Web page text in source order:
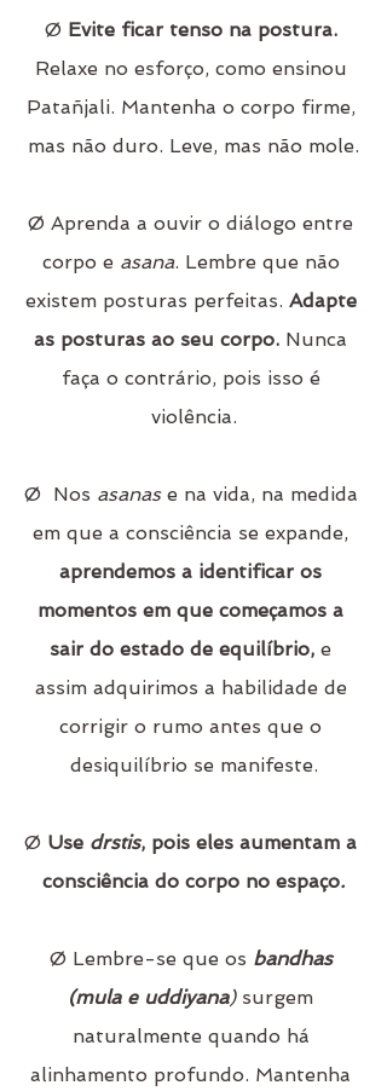
Ø Evite ficar tenso na postura.
Relaxe no esforço, como ensinou
Patañjali. Mantenha o corpo firme,
mas não duro. Leve, mas não mole.
Ø Aprenda a ouvir o diálogo entre
corpo e asana. Lembre que não
existem posturas perfeitas. Adapte
as posturas ao seu corpo. Nunca
faça o contrário, pois isso é
violência.
Ø  Nos asanas e na vida, na medida
em que a consciência se expande,
aprendemos a identificar os
momentos em que começamos a
sair do estado de equilíbrio, e
assim adquirimos a habilidade de
corrigir o rumo antes que o
desiquilíbrio se manifeste.
Ø Use drstis, pois eles aumentam a
consciência do corpo no espaço.
Ø Lembre-se que os bandhas
(mula e uddiyana) surgem
naturalmente quando há
alinhamento profundo. Mantenha